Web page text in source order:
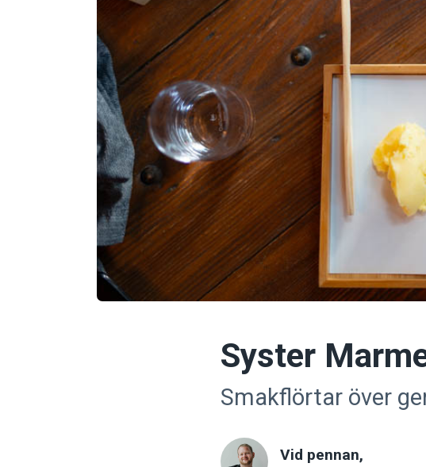
Syster
Smakflörtar över
Vid pennan,